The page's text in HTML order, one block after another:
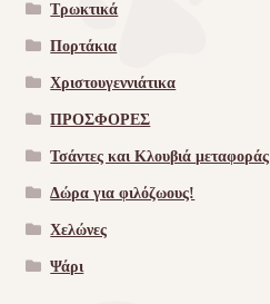
Τρωκτικά
Πορτάκια
Χριστουγεννιάτικα
ΠΡΟΣΦΟΡΕΣ
Τσάντες και Κλουβιά μεταφοράς
Δώρα για φιλόζωους!
Χελώνες
Ψάρι